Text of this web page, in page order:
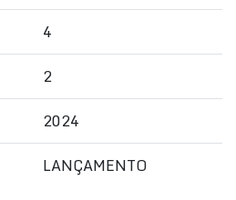
4
2
2024
LANÇAMENTO